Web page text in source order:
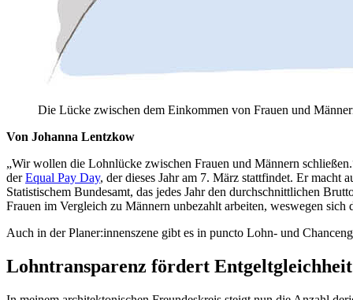
Die Lücke zwischen dem Einkommen von Frauen und
Von Johanna Lentzkow
„Wir wollen die Lohnlücke zwischen Frauen und Männern
derEqual Pay Day, der dieses Jahr am 7. März stattfindet. Er macht
Statistischem Bundesamt, das jedes Jahr den durchschnittlichen
Frauen im Vergleich zu Männern unbezahlt arbeiten, weswegen
Auch in der Planer:innenszene gibt es in puncto Lohn- und
Lohntransparenz fördert Entgeltgleichheit